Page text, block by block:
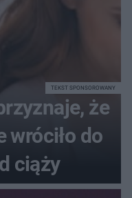
że
wróciło do
ciąży
TEKST SPONSOROWANY